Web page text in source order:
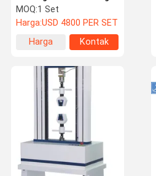
Rumah Produk
Machine, Peralatan Uji
Tarik
MOQ:1 Set
Harga:USD 4800 PER SET
Harga
Kontak